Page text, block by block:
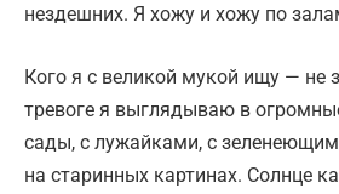
нездешних. Я хожу и хожу по
Кого я с великой мукой ищу — не
тревоге я выглядываю в
сады, с лужайками, с
на старинных картинах. Солнце